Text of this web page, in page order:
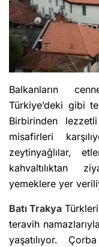
Balkanların
Türkiye’deki gibi
Birbirinden
misafirleri
zeytinyağlılar,
kahvaltılıktan
yemeklere yer
Batı Trakya
teravih
yaşatılıyor.